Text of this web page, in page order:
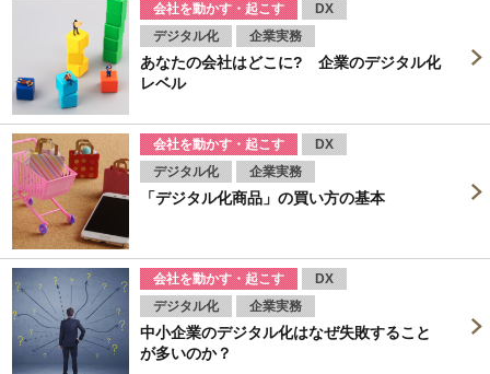
会社を動かす・起こす
DX
デジタル化
企業実務
あなたの会社はどこに? 企業のデジタル化
レベル
会社を動かす・起こす
DX
デジタル化
企業実務
「デジタル化商品」の買い方の基本
会社を動かす・起こす
DX
デジタル化
企業実務
中小企業のデジタル化はなぜ失敗すること
が多いのか？